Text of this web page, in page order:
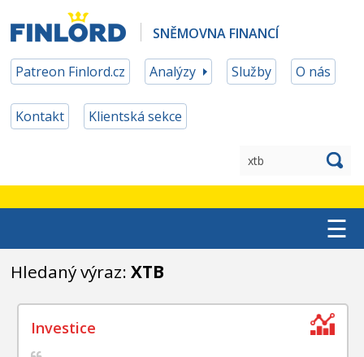
SNĚMOVNA FINANCÍ
Patreon Finlord.cz Analýzy Služby O nás
Kontakt Klientská sekce
☰
TOP ETF
Hledaný výraz:XTB